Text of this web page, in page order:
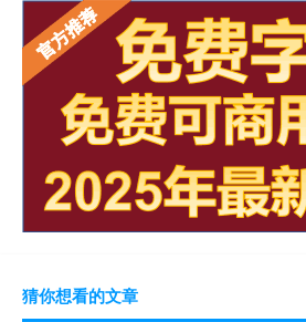
猜你想看的文章